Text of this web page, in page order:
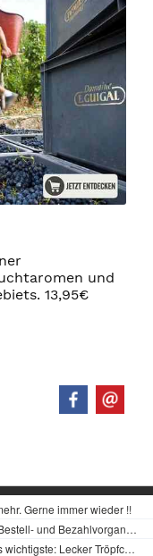
und
13,95€